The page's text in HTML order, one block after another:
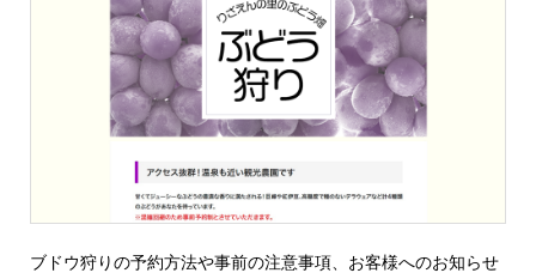
ブドウ狩りの予約方法や事前の注意事項、お客様へのお知らせ